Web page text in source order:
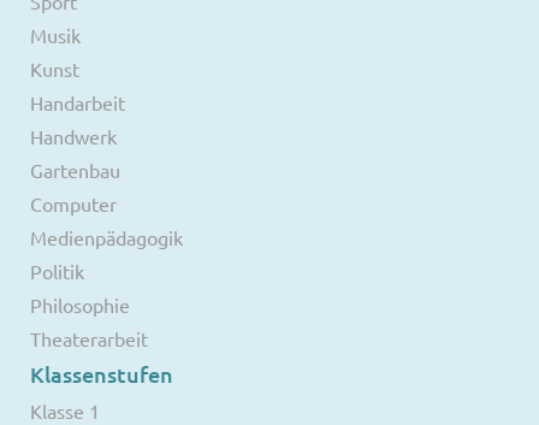
Musik
Kunst
Handarbeit
Handwerk
Gartenbau
Computer
Medienpädagogik
Politik
Philosophie
Theaterarbeit
Klassenstufen
Klasse 1